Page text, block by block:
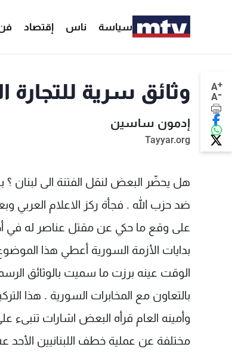
سياسة ناس إقتصاد
A+
A- وثائق سرية للتجارة
إدمون ساسين
Tayyar.org
هل يحضّر البعض لنقل الفتنة الى لبنان ؟
ضد حزب الله . فجأة ركز الاعلام العربي
على وقع ما حكي عن مقتل عناصر له في
بدايات الأزمة السورية أعطي هذا
الوقت عينه برزت ما سميت بالوثائق
بالتعاون مع المخابرات السورية . هذا
وأمينه العام قرأه البعض اشارات تنبىء
مختلفة عن عملية خطف اللبنانيين